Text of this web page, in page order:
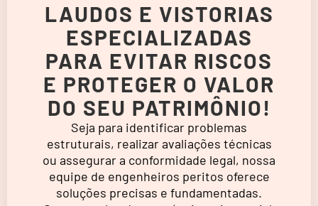
LAUDOS E VISTORIAS
ESPECIALIZADAS
PARA EVITAR RISCOS
E PROTEGER O VALOR
DO SEU PATRIMÔNIO!
Seja para identificar problemas
estruturais, realizar avaliações técnicas
ou assegurar a conformidade legal, nossa
equipe de engenheiros peritos oferece
soluções precisas e fundamentadas.